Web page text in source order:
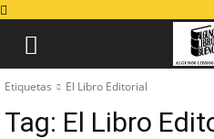
Etiquetas El Libro Editorial
Tag: El Libro